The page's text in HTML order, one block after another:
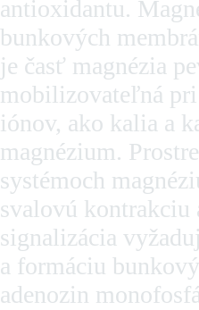
antioxidantu.
bunkových
je časť magnézia
mobilizovateľná
iónov, ako kalia a
magnézium.
systémoch
svalovú kontrakciu
signalizácia
a formáciu
adenozin